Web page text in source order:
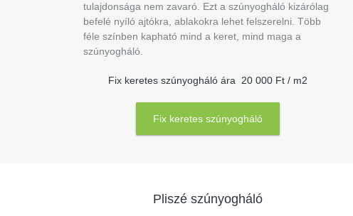
tulajdonsága nem zavaró. Ezt a szúnyogháló kizárólag
befelé nyíló ajtókra, ablakokra lehet felszerelni. Több
féle színben kapható mind a keret, mind maga a
szúnyogháló.
Fix keretes szúnyogháló ára 20 000 Ft / m2
Fix keretes szúnyogháló
Pliszé szúnyogháló